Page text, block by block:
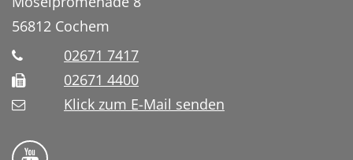
56812 Cochem
02671 7417
02671 4400
Klick zum E-Mail senden
Bistum Trier auf YouTube